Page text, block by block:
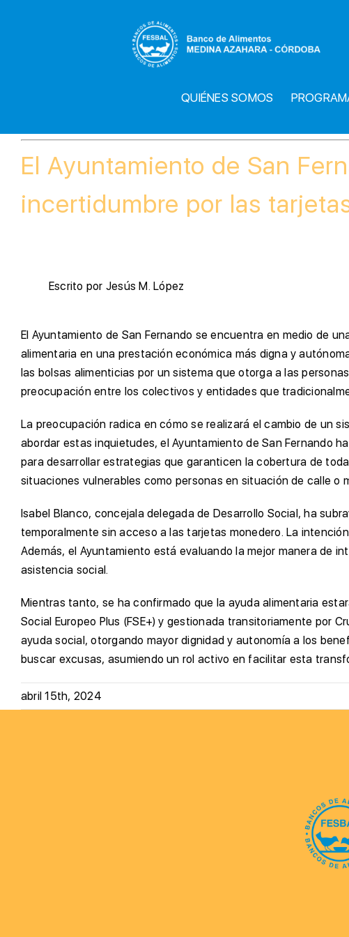
QUIÉNES SOMOS
El Ayuntamiento de San
incertidumbre por las
Escrito por Jesús M. López
El Ayuntamiento de San Fernando se encuentra en medio de
alimentaria en una prestación económica más digna y
las bolsas alimenticias por un sistema que otorga a las
preocupación entre los colectivos y entidades que
La preocupación radica en cómo se realizará el cambio de un
abordar estas inquietudes, el Ayuntamiento de San Fernando
para desarrollar estrategias que garanticen la cobertura de
situaciones vulnerables como personas en situación de calle o
Isabel Blanco, concejala delegada de Desarrollo Social, ha
temporalmente sin acceso a las tarjetas monedero. La
Además, el Ayuntamiento está evaluando la mejor manera de
asistencia social.
Mientras tanto, se ha confirmado que la ayuda alimentaria
Social Europeo Plus (FSE+) y gestionada transitoriamente por
ayuda social, otorgando mayor dignidad y autonomía a los
buscar excusas, asumiendo un rol activo en facilitar esta
abril 15th, 2024